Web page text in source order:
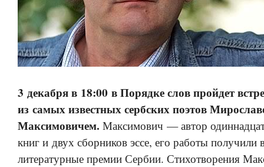
3 декабря в 18:00 в Порядке слов пройдет
из самых известных сербских поэтов
Максимовичем. Максимович — автор
книг и двух сборников эссе, его работы получили
литературные премии Сербии. Стихотворения